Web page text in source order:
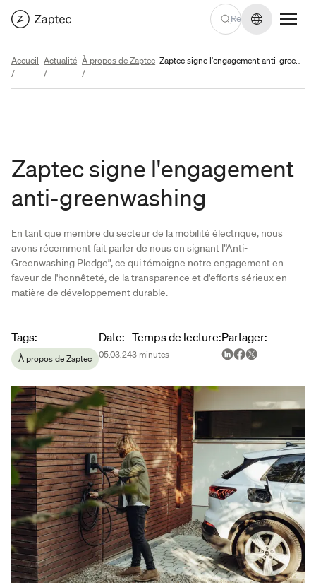
Changer
Accueil
/
Actualité
/
À propos de Zaptec
/
Zaptec signe l'engagement anti-greenwashing
Zaptec signe l'engagement
anti-greenwashing
En tant que membre du secteur de la mobilité électrique, nous
avons récemment fait parler de nous en signant l”Anti-
Greenwashing Pledge”, ce qui témoigne notre engagement en
faveur de l'honnêteté, de la transparence et d'efforts sérieux en
matière de développement durable.
Article metadata
Tags:
À propos de Zaptec
Date:
05.03.24
Temps de lecture:
3 minutes
Partager: